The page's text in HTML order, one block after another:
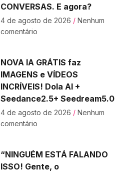
CONVERSAS. E agora?
4 de agosto de 2026 Nenhum
comentário
NOVA IA GRÁTIS faz
IMAGENS e VÍDEOS
INCRÍVEIS! Dola AI +
Seedance2.5+ Seedream5.0
4 de agosto de 2026 Nenhum
comentário
“NINGUÉM ESTÁ FALANDO
ISSO! Gente, o